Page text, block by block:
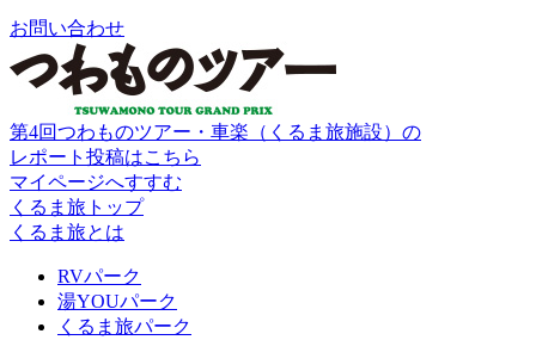
お問い合わせ
第4回つわものツアー・車楽（くるま旅施設）の
レポート投稿はこちら
マイページへすすむ
くるま旅トップ
くるま旅とは
RVパーク
湯YOUパーク
くるま旅パーク